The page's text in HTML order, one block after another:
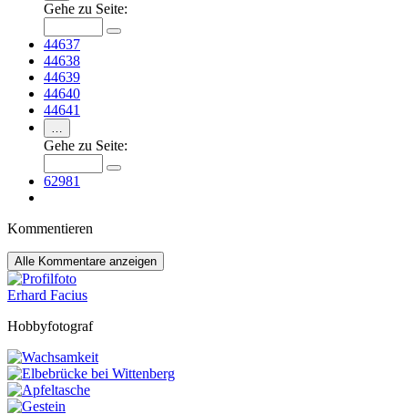
Gehe zu Seite:
44637
44638
44639
44640
44641
…
Gehe zu Seite:
62981
Kommentieren
Alle Kommentare anzeigen
Erhard Facius
Hobbyfotograf